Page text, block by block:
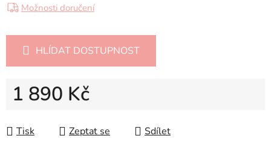
Možnosti doručení
HLÍDAT DOSTUPNOST
1 890 Kč
Tisk
Zeptat se Sdílet